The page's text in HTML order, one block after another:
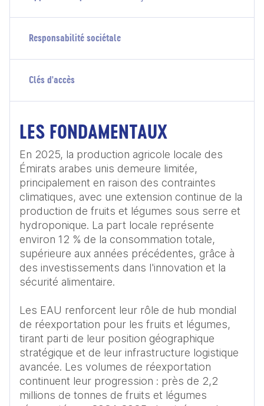
Responsabilité sociétale
Clés d'accès
LES FONDAMENTAUX
En 2025, la production agricole locale des
Émirats arabes unis demeure limitée,
principalement en raison des contraintes
climatiques, avec une extension continue de la
production de fruits et légumes sous serre et
hydroponique. La part locale représente
environ 12 % de la consommation totale,
supérieure aux années précédentes, grâce à
des investissements dans l'innovation et la
sécurité alimentaire.
Les EAU renforcent leur rôle de hub mondial
de réexportation pour les fruits et légumes,
tirant parti de leur position géographique
stratégique et de leur infrastructure logistique
avancée. Les volumes de réexportation
continuent leur progression : près de 2,2
millions de tonnes de fruits et légumes